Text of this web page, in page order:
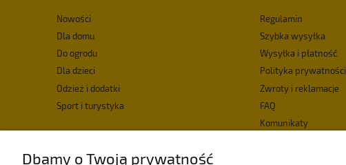
Nowości
Dla domu
Do ogrodu
Dla dzieci
Odzież i dodatki
Sport i turystyka
Regulamin
Szybka wysyłka
Wysyłka i płatność
Polityka prywatności
Zwroty i reklamacje
FAQ
Komunikaty
Dbamy o Twoją prywatność